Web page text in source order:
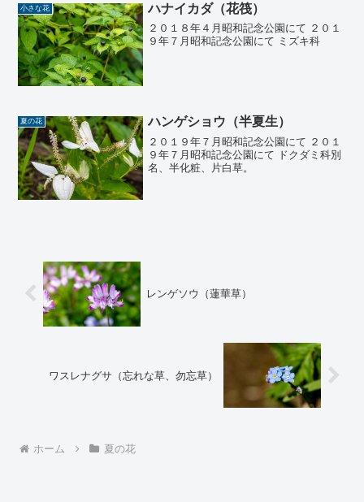
小さな花 ハナイカダ（花筏）
２０１８年４月昭和記念公園にて ２０１
９年７月昭和記念公園にて ミズキ科
夏の花 ハンゲショウ（半夏生）
２０１９年７月昭和記念公園にて ２０１
９年７月昭和記念公園にて ドクダミ科別
名、半化粧、片白草。
レンゲソウ（蓮華草）
ワスレナグサ（忘れな草、勿忘草）
ホーム 夏の花